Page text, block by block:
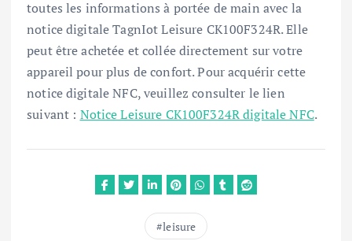
toutes les informations à portée de main avec la
notice digitale TagnIot Leisure CK100F324R. Elle
peut être achetée et collée directement sur votre
appareil pour plus de confort. Pour acquérir cette
notice digitale NFC, veuillez consulter le lien
suivant : Notice Leisure CK100F324R digitale NFC.
leisure